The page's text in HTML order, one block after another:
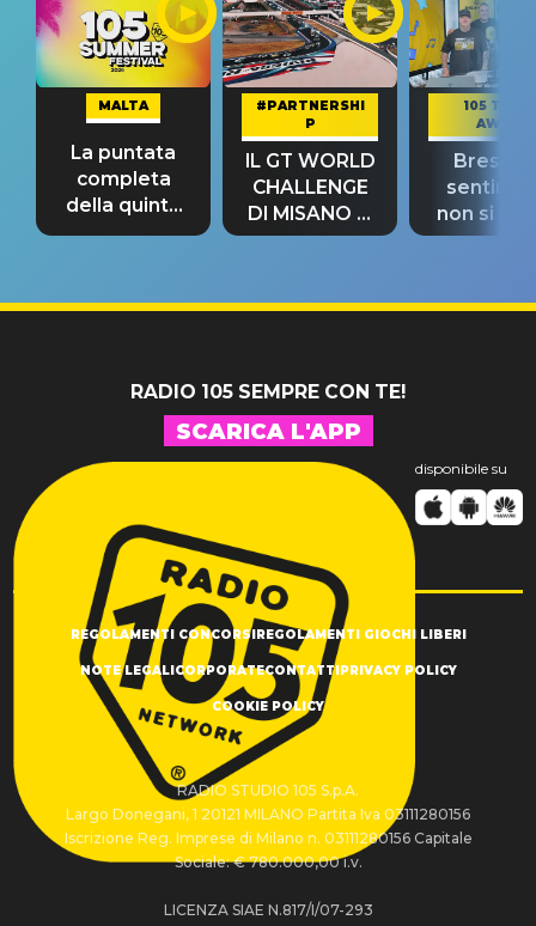
MALTA
La puntata
completa
della quinta
tappa
#PARTNERSHI
P
IL GT WORLD
CHALLENGE
DI MISANO si
riconferma
105 TAKE
AWAY
Bresh:
non si
fino alla
RADIO 105 SEMPRE CON TE!
SCARICA L'APP
disponibile su
REGOLAMENTI CONCORSIREGOLAMENTI GIOCHI LIBERI
NOTE LEGALICORPORATECONTATTIPRIVACY POLICY
COOKIE POLICY
RADIO STUDIO 105 S.p.A.
Largo Donegani, 1 20121 MILANO Partita Iva 03111280156
Iscrizione Reg. Imprese di Milano n. 03111280156 Capitale
Sociale: € 780.000,00 i.v.
LICENZA SIAE N.817/I/07-293